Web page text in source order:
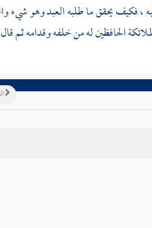
، فكيف يحقق ما طلبه العبد وهو شيء
الحافظين له من خلفه وقدامه ثم